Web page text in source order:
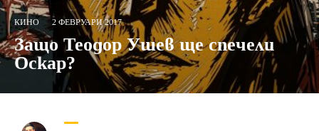
КИНО 2 ФЕВРУАРИ 2017
Защо Теодор Ушев ще спечели
Оскар?